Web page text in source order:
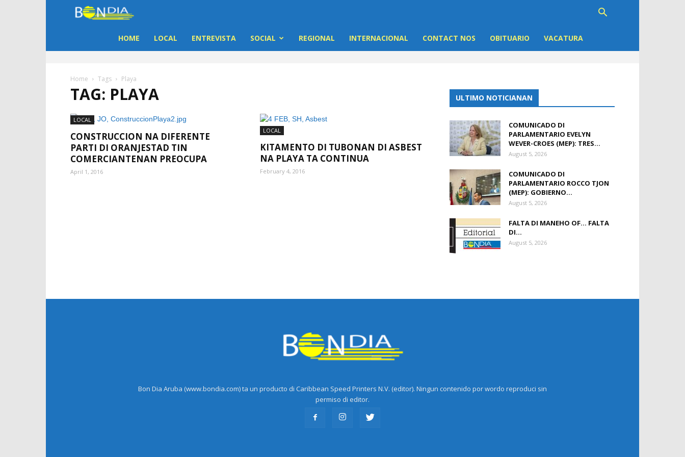
Dia
|
Noticia
di
Aruba
HOME LOCAL ENTREVISTA SOCIAL REGIONAL INTERNACIONAL CONTACT NOS OBITUARIO VACATURA
Home Tags Playa
TAG: PLAYA
LOCAL
CONSTRUCCION NA DIFERENTE
PARTI DI ORANJESTAD TIN
COMERCIANTENAN PREOCUPA
April 1, 2016
LOCAL
KITAMENTO DI TUBONAN DI ASBEST
NA PLAYA TA CONTINUA
February 4, 2016
ULTIMO NOTICIANAN
COMUNICADO DI
PARLAMENTARIO EVELYN
WEVER-CROES (MEP): TRES...
August 5, 2026
COMUNICADO DI
PARLAMENTARIO ROCCO TJON
(MEP): GOBIERNO...
August 5, 2026
FALTA DI MANEHO OF… FALTA
DI...
August 5, 2026
Bon Dia Aruba (www.bondia.com) ta un producto di Caribbean Speed Printers N.V. (editor). Ningun contenido por wordo reproduci sin
permiso di editor.